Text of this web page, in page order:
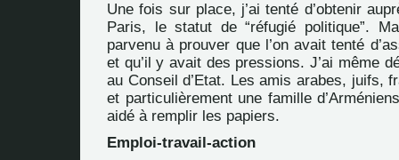
Une fois sur place, j’ai tenté d’obtenir
Paris, le statut de “réfugié politique”.
parvenu à prouver que l’on avait tenté
et qu’il y avait des pressions. J’ai même
au Conseil d’Etat. Les amis arabes, juifs,
et particulièrement une famille
aidé à remplir les papiers.
Emploi-travail-action